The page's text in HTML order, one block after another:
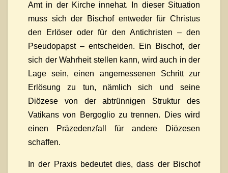
Amt in der Kirche innehat. In dieser Situation
muss sich der Bischof entweder für Christus
den Erlöser oder für den Antichristen – den
Pseudopapst – entscheiden. Ein Bischof, der
sich der Wahrheit stellen kann, wird auch in der
Lage sein, einen angemessenen Schritt zur
Erlösung zu tun, nämlich sich und seine
Diözese von der abtrünnigen Struktur des
Vatikans von Bergoglio zu trennen. Dies wird
einen Präzedenzfall für andere Diözesen
schaffen.
In der Praxis bedeutet dies, dass der Bischof